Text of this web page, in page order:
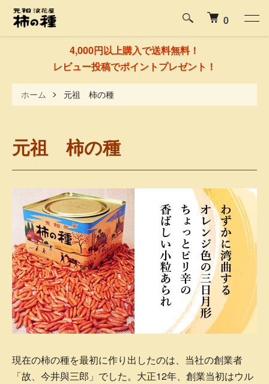
4,000円以上購入で送料無料！
レビュー投稿でポイントプレゼント！
0
ホーム 元祖 柿の種
元祖 柿の種
現在の柿の種を最初に作り出したのは、当社の創業者
「故、今井與三郎」でした。大正12年、創業当初はウル